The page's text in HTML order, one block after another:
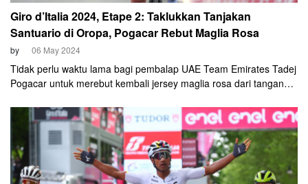
Giro d’Italia 2024, Etape 2: Taklukkan Tanjakan
Santuario di Oropa, Pogacar Rebut Maglia Rosa
by 06 May 2024
Tidak perlu waktu lama bagi pembalap UAE Team Emirates Tadej
Pogacar untuk merebut kembali jersey maglia rosa dari tangan
penanda pimpinan klasemen umum balapan ini diraih Pogacar
usai meraih kemenangan di puncak gunung Santuario pada
etape 2 Giro d'Italia, Minggu, 5 Mei 2024.